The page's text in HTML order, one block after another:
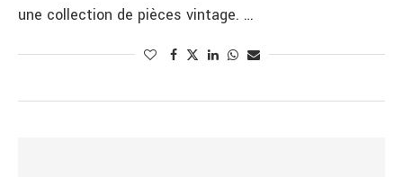
une collection de pièces vintage. …